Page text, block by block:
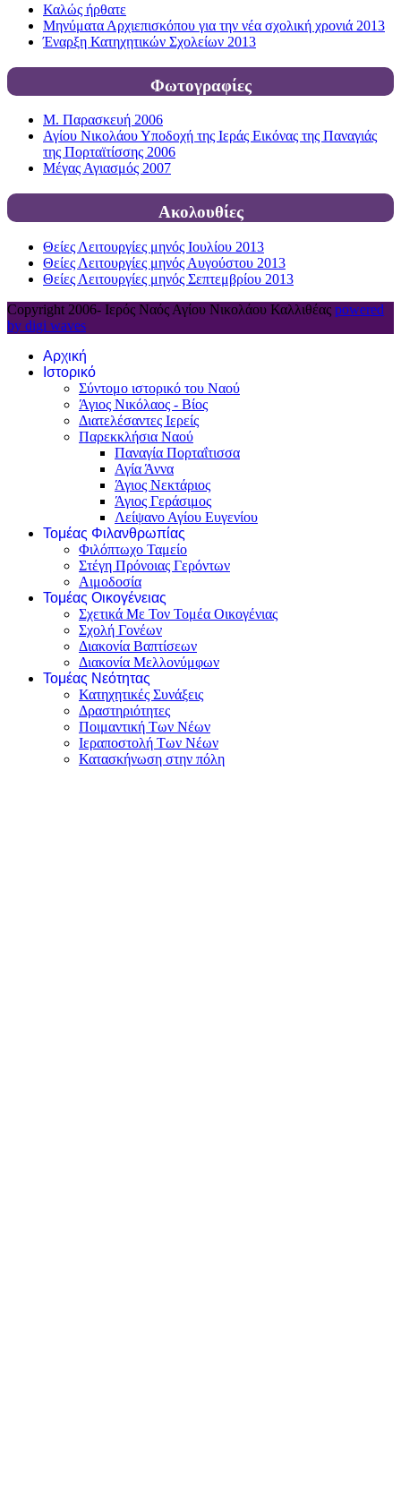
Καλώς ήρθατε
Μηνύματα Αρχιεπισκόπου για την νέα σχολική χρονιά 2013
Έναρξη Κατηχητικών Σχολείων 2013
Φωτογραφίες
Μ. Παρασκευή 2006
Αγίου Νικολάου Υποδοχή της Ιεράς Εικόνας της Παναγιάς
της Πορταϊτίσσης 2006
Μέγας Αγιασμός 2007
Ακολουθίες
Θείες Λειτουργίες μηνός Ιουλίου 2013
Θείες Λειτουργίες μηνός Αυγούστου 2013
Θείες Λειτουργίες μηνός Σεπτεμβρίου 2013
Copyright 2006- Ιερός Ναός Αγίου Νικολάου Καλλιθέας powered
by digi waves
Αρχική
Ιστορικό
Σύντομο ιστορικό του Ναού
Άγιος Νικόλαος - Βίος
Διατελέσαντες Ιερείς
Παρεκκλήσια Ναού
Παναγία Πορταΐτισσα
Αγία Άννα
Άγιος Νεκτάριος
Άγιος Γεράσιμος
Λείψανο Αγίου Ευγενίου
Τομέας Φιλανθρωπίας
Φιλόπτωχο Ταμείο
Στέγη Πρόνοιας Γερόντων
Αιμοδοσία
Τομέας Οικογένειας
Σχετικά Με Τον Τομέα Οικογένιας
Σχολή Γονέων
Διακονία Βαπτίσεων
Διακονία Μελλονύμφων
Τομέας Νεότητας
Κατηχητικές Συνάξεις
Δραστηριότητες
Ποιμαντική Των Νέων
Ιεραποστολή Των Νέων
Κατασκήνωση στην πόλη